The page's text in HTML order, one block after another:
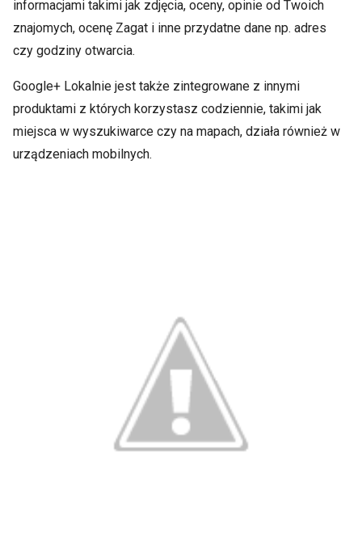
informacjami takimi jak zdjęcia, oceny, opinie od Twoich
znajomych, ocenę Zagat i inne przydatne dane np. adres
czy godziny otwarcia.
Google+ Lokalnie jest także zintegrowane z innymi
produktami z których korzystasz codziennie, takimi jak
miejsca w wyszukiwarce czy na mapach, działa również w
urządzeniach mobilnych.